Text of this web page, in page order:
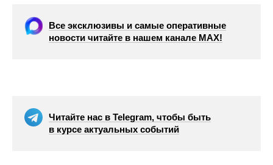
Все эксклюзивы и самые оперативные
новости читайте в нашем канале МАХ!
Читайте нас в Telegram, чтобы быть
в курсе актуальных событий